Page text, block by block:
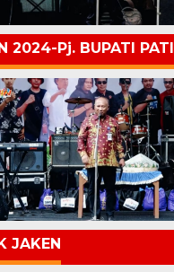
2024-Pj. BUPATI PATI
JAKEN